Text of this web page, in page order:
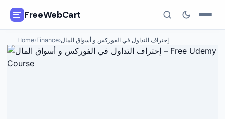
FreeWebCart
🎓 All Free Courses
Home›Finance›إحتراف التداول في الفوركس و أسواق المال